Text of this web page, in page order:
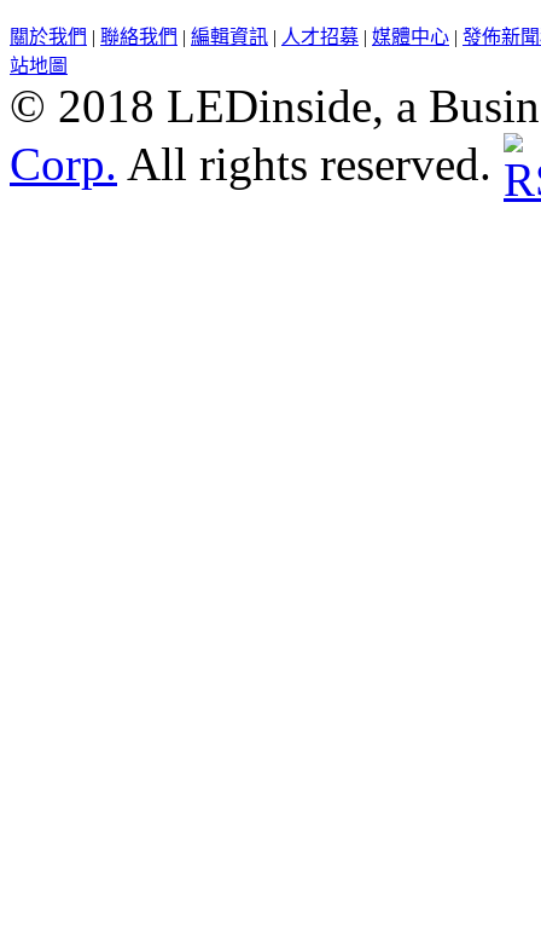
關於我們 | 聯絡我們 | 編輯資訊 | 人才招募 | 媒體中心 | 發佈新
站地圖
© 2018 LEDinside, a
Corp. All rights reserved.